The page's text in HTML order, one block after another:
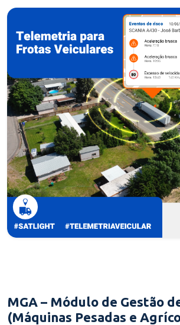
MGA – Módulo de Gestão
(Máquinas Pesadas e